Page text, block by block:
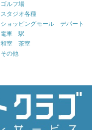
ゴルフ場
スタジオ各種
ショッピングモール デパート
電車 駅
和室 茶室
その他